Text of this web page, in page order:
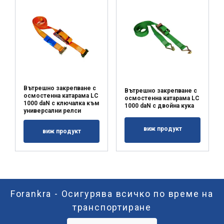
Вътрешно закрепване с
осмостенна катарама LC
1000 daN с ключалка към
универсални релси
виж продукт
Вътрешно закрепване с
осмостенна катарама LC
1000 daN с двойна кука
виж продукт
Forankra - Осигурява всичко по време на
транспортиране